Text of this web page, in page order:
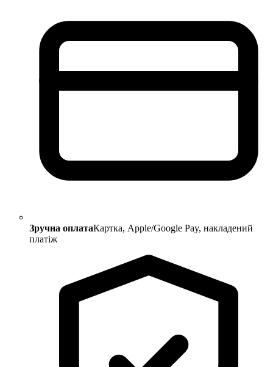
Зручна оплатаКартка, Apple/Google Pay, накладений
платіж